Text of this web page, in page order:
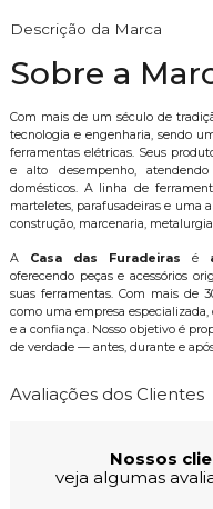
Descrição da Marca
Sobre a
Com mais de um século de
tecnologia e engenharia, sendo
ferramentas elétricas. Seus
e alto desempenho,
domésticos. A linha de
marteletes, parafusadeiras e uma
construção, marcenaria,
A Casa das Furadeiras é
oferecendo peças e acessórios
suas ferramentas. Com mais de
como uma empresa
e a confiança. Nosso objetivo é
de verdade — antes, durante e
Avaliações dos Clientes
Nossos
veja algumas